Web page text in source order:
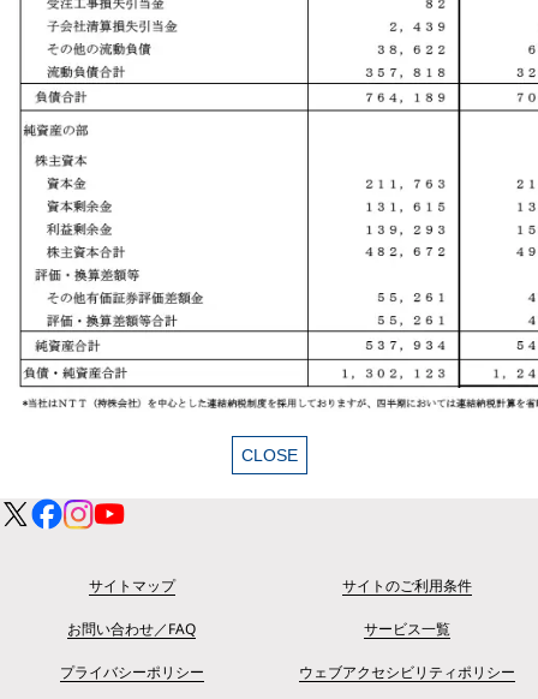
サイトマップ サイトのご利用条件
お問い合わせ／FAQ サービス一覧
プライバシーポリシー ウェブアクセシビリティポリシー